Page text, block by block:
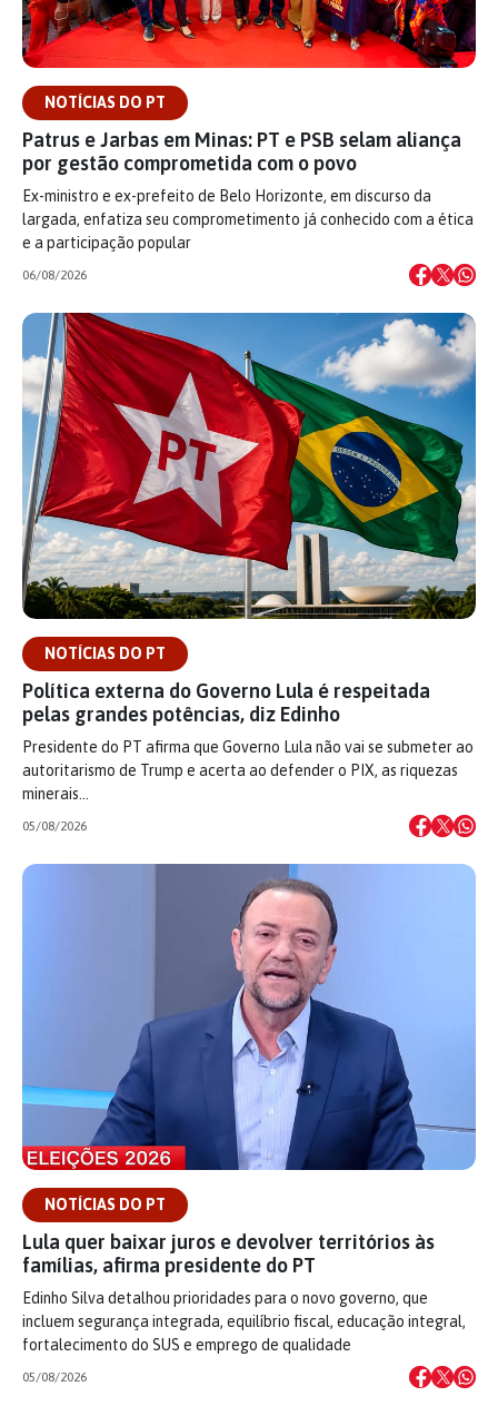
NOTÍCIAS DO PT
Patrus e Jarbas em Minas: PT e PSB selam aliança
por gestão comprometida com o povo
Ex-ministro e ex-prefeito de Belo Horizonte, em discurso da
largada, enfatiza seu comprometimento já conhecido com a ética
e a participação popular
06/08/2026
NOTÍCIAS DO PT
Política externa do Governo Lula é respeitada
pelas grandes potências, diz Edinho
Presidente do PT afirma que Governo Lula não vai se submeter ao
autoritarismo de Trump e acerta ao defender o PIX, as riquezas
minerais…
05/08/2026
NOTÍCIAS DO PT
Lula quer baixar juros e devolver territórios às
famílias, afirma presidente do PT
Edinho Silva detalhou prioridades para o novo governo, que
incluem segurança integrada, equilíbrio fiscal, educação integral,
fortalecimento do SUS e emprego de qualidade
05/08/2026